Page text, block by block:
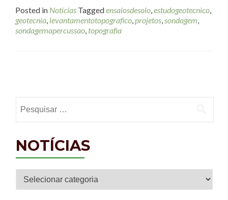
Posted in Notícias Taggedensaiosdesolo,estudogeotecnico,
geotecnia, levantamentotopografico,projetos,sondagem,
sondagemapercussao, topografia
NOTÍCIAS
Notícias